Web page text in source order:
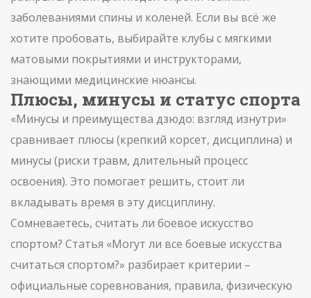
заболеваниями спины и коленей. Если вы всё же
хотите пробовать, выбирайте клубы с мягкими
матовыми покрытиями и инструкторами,
знающими медицинские нюансы.
Плюсы, минусы и статус спорта
«Минусы и преимущества дзюдо: взгляд изнутри»
сравнивает плюсы (крепкий корсет, дисциплина) и
минусы (риски травм, длительный процесс
освоения). Это помогает решить, стоит ли
вкладывать время в эту дисциплину.
Сомневаетесь, считать ли боевое искусство
спортом? Статья «Могут ли все боевые искусства
считаться спортом?» разбирает критерии –
официальные соревнования, правила, физическую